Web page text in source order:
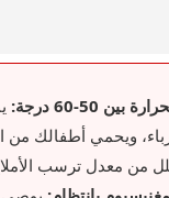
50-60 درجة:
ويحمي أطفالك من
من معدل ترسب